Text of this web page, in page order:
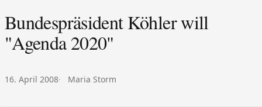
Bundespräsident Köhler will
"Agenda 2020"
Veröffentlicht am:
16. April 2008 Autor:
Maria Storm